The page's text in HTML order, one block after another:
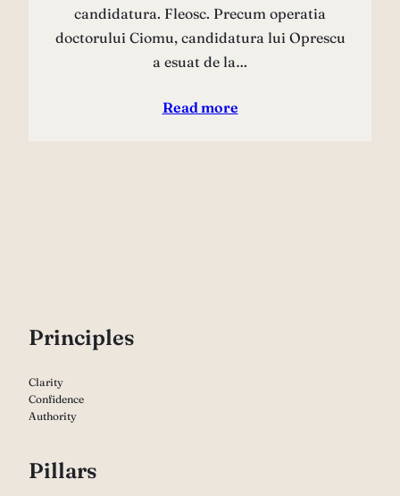
candidatura. Fleosc. Precum operatia
doctorului Ciomu, candidatura lui Oprescu
a esuat de la…
Read more
Principles
Clarity
Confidence
Authority
Pillars